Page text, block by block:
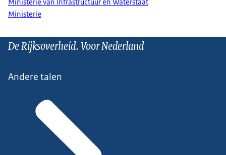
Ministerie
De Rijksoverheid. Voor Nederland
Andere talen